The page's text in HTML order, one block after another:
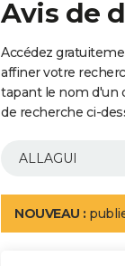
Avis de
Accédez
affiner votre
tapant le nom d'un
de recherche ci-
NOUVEAU :